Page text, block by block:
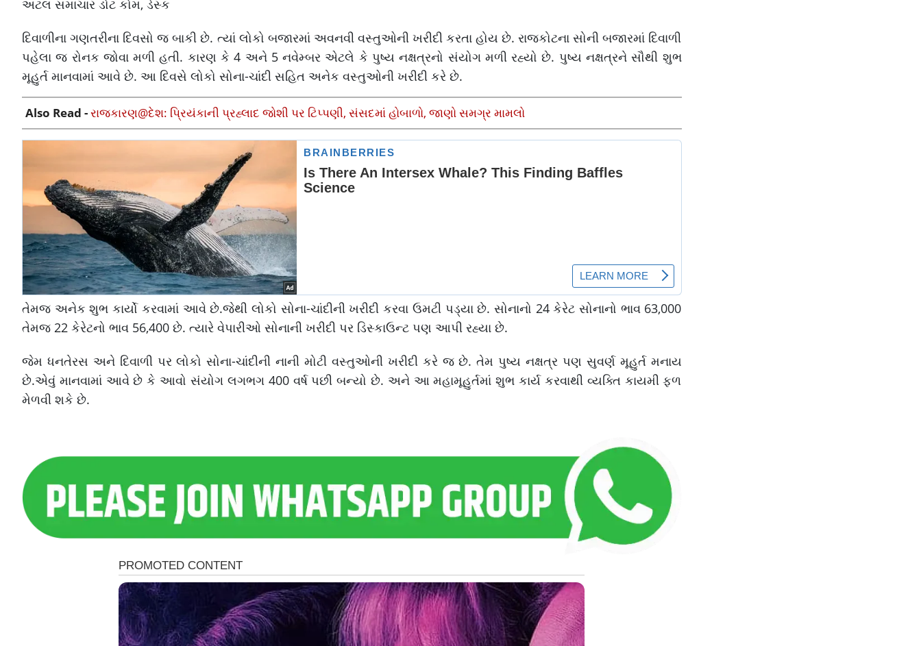
અટલ સમાચાર ડોટ કોમ, ડેસ્ક
દિવાળીના ગણતરીના દિવસો જ બાકી છે. ત્યાં લોકો બજારમાં અવનવી વસ્તુઓની ખરીદી કરતા હોય છે. રાજકોટના સોની બજારમાં દિવાળી
પહેલા જ રોનક જોવા મળી હતી. કારણ કે 4 અને 5 નવેમ્બર એટલે કે પુષ્ય નક્ષત્રનો સંયોગ મળી રહ્યો છે. પુષ્ય નક્ષત્રને સૌથી શુભ
મૂહુર્ત માનવામાં આવે છે. આ દિવસે લોકો સોના-ચાંદી સહિત અનેક વસ્તુઓની ખરીદી કરે છે.
Also Read -રાજકારણ@દેશ: પ્રિયંકાની પ્રહ્લાદ જોશી પર ટિપ્પણી, સંસદમાં હોબાળો, જાણો સમગ્ર મામલો
તેમજ અનેક શુભ કાર્યો કરવામાં આવે છે.જેથી લોકો સોના-ચાંદીની ખરીદી કરવા ઉમટી પડ્યા છે. સોનાનો 24 કેરેટ સોનાનો ભાવ 63,000
તેમજ 22 કેરેટનો ભાવ 56,400 છે. ત્યારે વેપારીઓ સોનાની ખરીદી પર ડિસ્કાઉન્ટ પણ આપી રહ્યા છે.
જેમ ધનતેરસ અને દિવાળી પર લોકો સોના-ચાંદીની નાની મોટી વસ્તુઓની ખરીદી કરે જ છે. તેમ પુષ્ય નક્ષત્ર પણ સુવર્ણ મૂહુર્ત મનાય
છે.એવું માનવામાં આવે છે કે આવો સંયોગ લગભગ 400 વર્ષ પછી બન્યો છે. અને આ મહામૂહુર્તમાં શુભ કાર્ય કરવાથી વ્યક્તિ કાયમી ફળ
મેળવી શકે છે.